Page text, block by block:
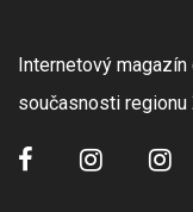
Internetový
současnosti regionu